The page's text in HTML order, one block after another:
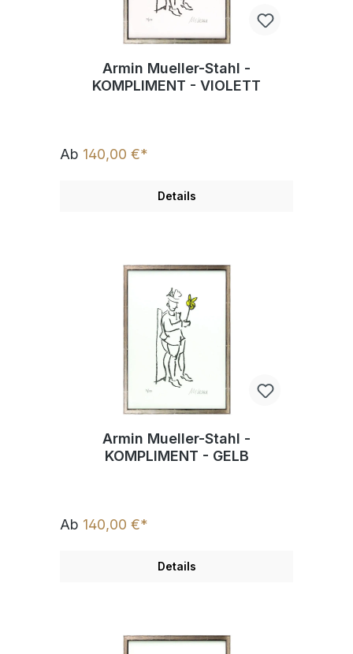
Armin Mueller-Stahl -
KOMPLIMENT - VIOLETT
Ab 140,00 €*
Details
Armin Mueller-Stahl -
KOMPLIMENT - GELB
Ab 140,00 €*
Details